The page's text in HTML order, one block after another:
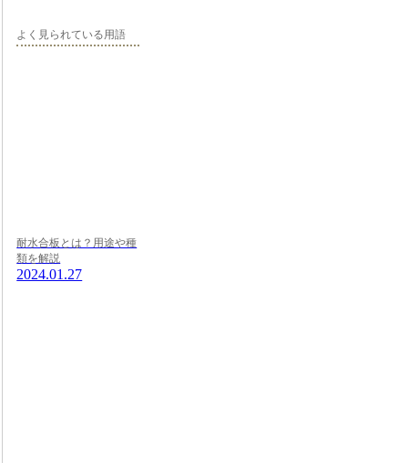
よく見られている用語
耐水合板とは？用途や種
類を解説
2024.01.27